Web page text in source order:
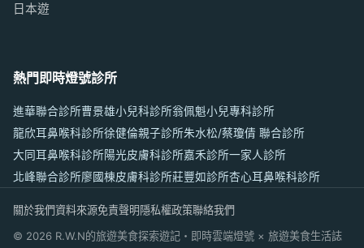
日本遊
熱門即時燈號診所
進華聯合診所曹景雄小兒科診所翁佩魁小兒專科診所
龍欣耳鼻喉科診所徐健倫親子診所朱水松/蔡瓊倩 聯合診所
大同耳鼻喉科診所陽光皮膚科診所嘉禾診所一家人診所
北峰聯合診所廖國棟皮膚科診所莊豐如診所杏心耳鼻喉科診所
關於我們資料來源免責聲明隱私權政策聯絡我們
© 2026 R.W.N的旅遊美食探索遊記・即時雲端燈號 × 旅遊美食生活誌